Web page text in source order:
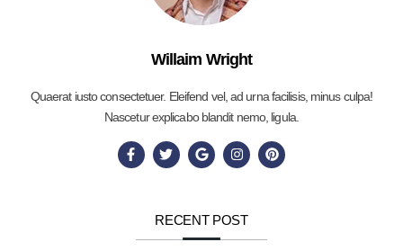
Willaim Wright
Quaerat iusto consectetuer. Eleifend vel, ad urna facilisis, minus culpa!
Nascetur explicabo blandit nemo, ligula.
RECENT POST